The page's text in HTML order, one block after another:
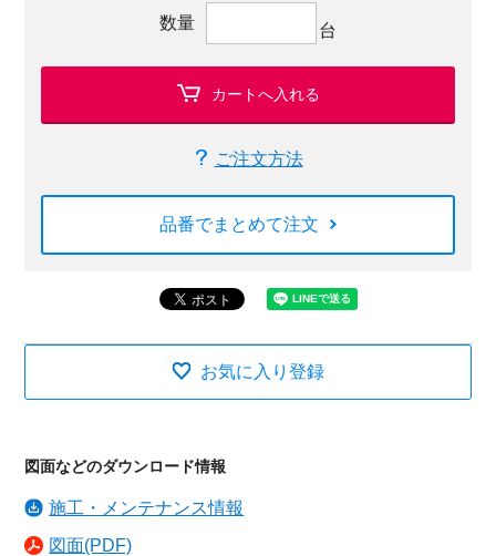
数量 台
カートへ入れる
ご注文方法
品番でまとめて注文
お気に入り登録
図面などのダウンロード情報
施工・メンテナンス情報
図面(PDF)